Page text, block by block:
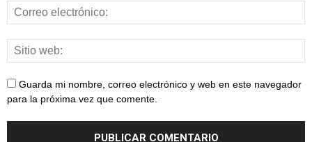
Guarda mi nombre, correo electrónico y web en este navegador
para la próxima vez que comente.